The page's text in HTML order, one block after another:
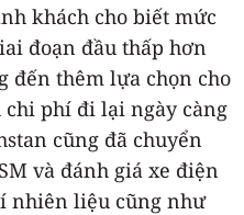
khách cho biết mức
đoạn đầu thấp hơn
đến thêm lựa chọn cho
phí đi lại ngày càng
cũng đã chuyển
và đánh giá xe điện
nhiên liệu cũng như